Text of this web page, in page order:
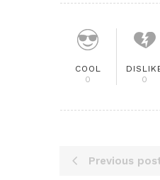
COOL
0
0
Previous